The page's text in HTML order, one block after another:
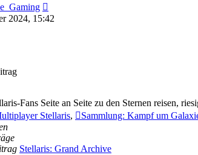
Beitrag
2024, 15:42
Fans Seite an Seite zu den Sternen reisen,
Stellaris, Sammlung: Kampf um
Stellaris: Grand Archive